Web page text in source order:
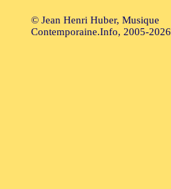
© Jean Henri Huber, Musique
Contemporaine.Info, 2005-2026